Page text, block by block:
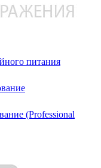
питания
(Professional